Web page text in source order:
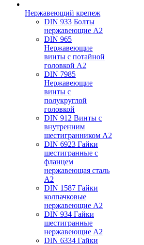
Нержавеющий крепеж
DIN 933 Болты
нержавеющие А2
DIN 965
Нержавеющие
винты с потайной
головкой А2
DIN 7985
Нержавеющие
винты с
полукруглой
головкой
DIN 912 Винты с
внутренним
шестигранником А2
DIN 6923 Гайки
шестигранные с
фланцем
нержавеющая сталь
А2
DIN 1587 Гайки
колпачковые
нержавеющие А2
DIN 934 Гайки
шестигранные
нержавеющие А2
DIN 6334 Гайки